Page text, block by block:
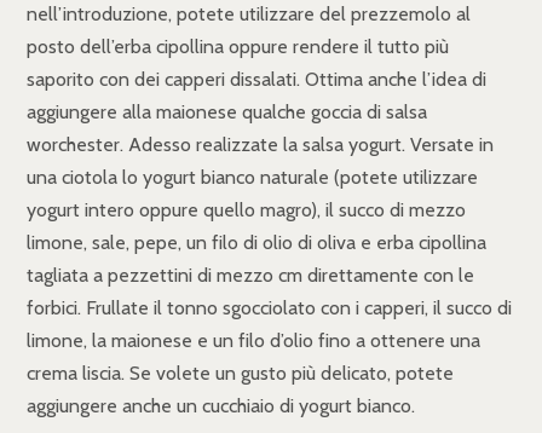
nell’introduzione, potete utilizzare del prezzemolo al
posto dell’erba cipollina oppure rendere il tutto più
saporito con dei capperi dissalati. Ottima anche l’idea di
aggiungere alla maionese qualche goccia di salsa
worchester. Adesso realizzate la salsa yogurt. Versate in
una ciotola lo yogurt bianco naturale (potete utilizzare
yogurt intero oppure quello magro), il succo di mezzo
limone, sale, pepe, un filo di olio di oliva e erba cipollina
tagliata a pezzettini di mezzo cm direttamente con le
forbici. Frullate il tonno sgocciolato con i capperi, il succo di
limone, la maionese e un filo d’olio fino a ottenere una
crema liscia. Se volete un gusto più delicato, potete
aggiungere anche un cucchiaio di yogurt bianco.